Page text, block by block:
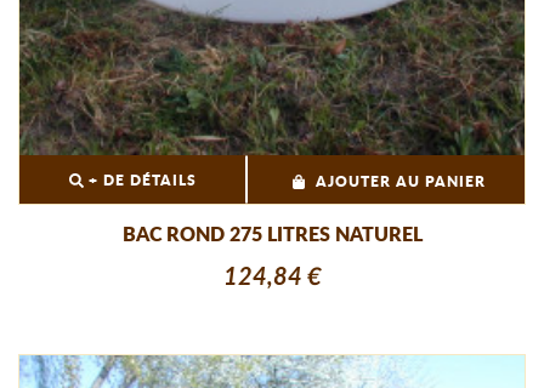
+ DE DÉTAILS AJOUTER AU PANIER
BAC ROND 275 LITRES NATUREL
124,84 €